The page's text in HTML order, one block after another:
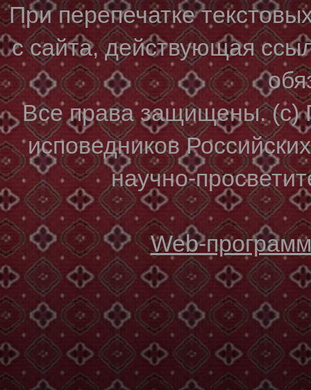
При перепечатке
с сайта, действующая
Все права защищены. (с)
исповедников
научно-
Web-